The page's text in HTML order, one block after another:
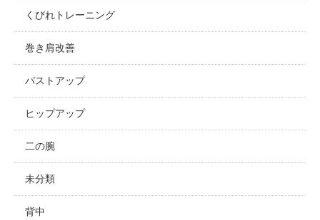
くびれトレーニング
巻き肩改善
バストアップ
ヒップアップ
二の腕
未分類
背中